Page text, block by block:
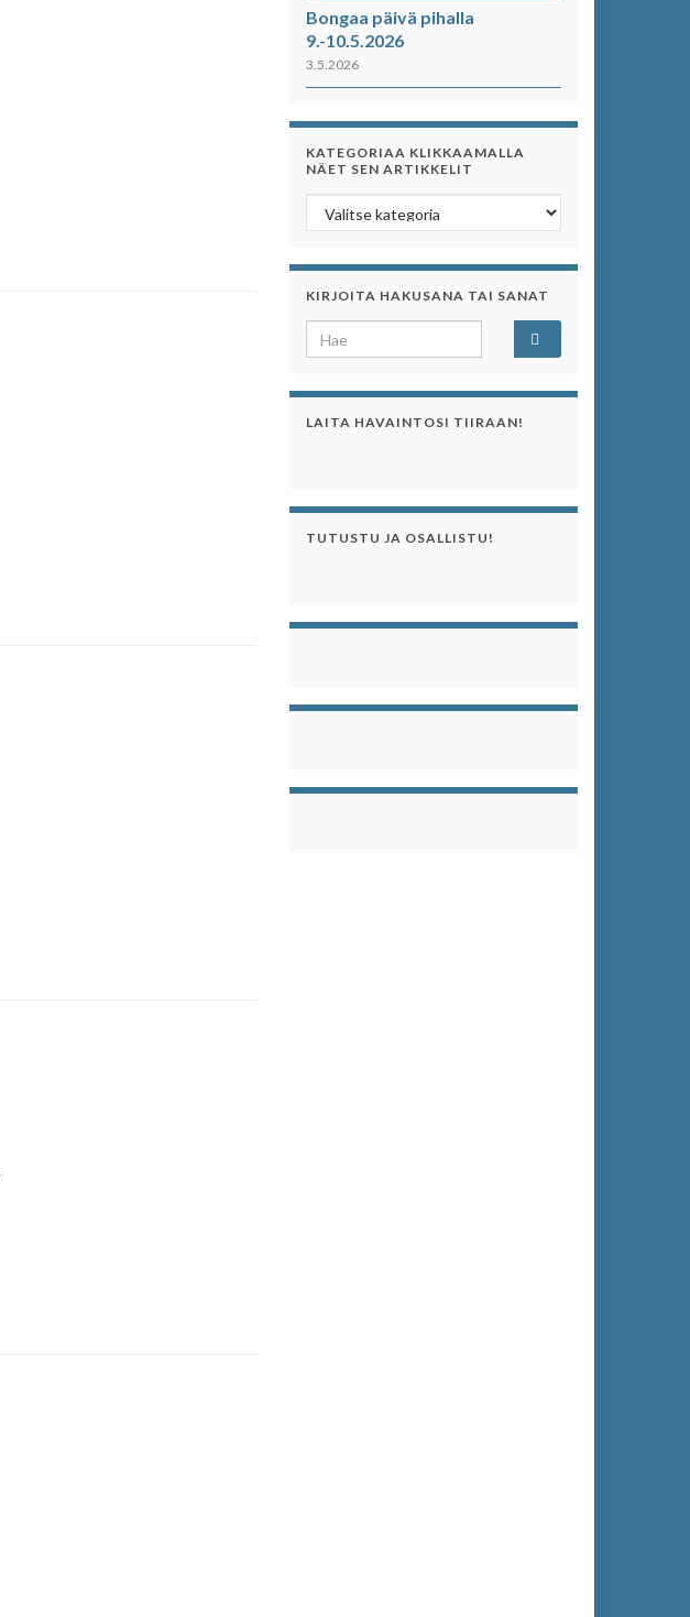
Bongaa päivä pihalla
9.-10.5.2026
3.5.2026
KATEGORIAA KLIKKAAMALLA
NÄET SEN ARTIKKELIT
Kategoriaa klikkaamalla näet sen artikkelit
KIRJOITA HAKUSANA TAI SANAT
Search for:
LAITA HAVAINTOSI TIIRAAN!
TUTUSTU JA OSALLISTU!